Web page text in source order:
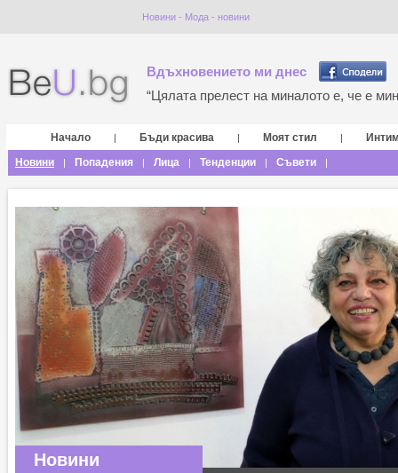
Новини - Мода - новини
Вдъхновението ми днес
“Цялата прелест на миналото е, че е
Начало | Бъди красива | Моят стил |
Новини
| Попадения | Лица | Тенденции | Съвети |
Новини